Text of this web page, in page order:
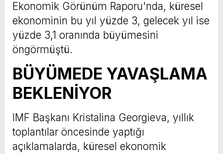
Ekonomik Görünüm Raporu'nda, küresel
ekonominin bu yıl yüzde 3, gelecek yıl ise
yüzde 3,1 oranında büyümesini
öngörmüştü.
BÜYÜMEDE YAVAŞLAMA
BEKLENİYOR
IMF Başkanı Kristalina Georgieva, yıllık
toplantılar öncesinde yaptığı
açıklamalarda, küresel ekonomik